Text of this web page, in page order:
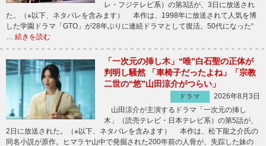
レ・フジテレビ系）の第3話が、3日に放送され
た。（※以下、ネタバレを含みます） 本作は、1998年に放送されて人気を博
した学園ドラマ「GTO」が28年ぶりに連続ドラマとして復活。50代になった“
… 続きを読む
「一次元の挿し木」“唯”白石聖の正体が
判明し騒然 「車椅子だったよね」「宗教
二世の“悠”山田涼介がつらい」
ドラマ
2026年8月3日
山田涼介が主演するドラマ「一次元の挿し
木」（読売テレビ・日本テレビ系）の第5話が、
2日に放送された。（※以下、ネタバレを含みます） 本作は、松下龍之介氏の
同名小説が原作。ヒマラヤ山中で発掘された200年前の人骨が、失踪した妹の